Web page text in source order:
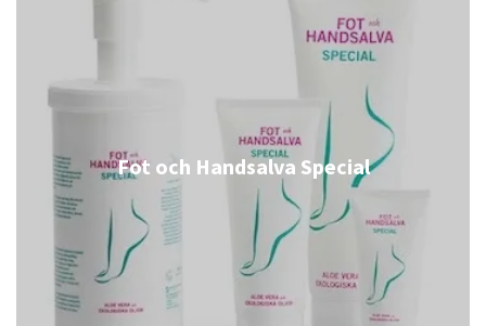
Fot och Handsalva Special